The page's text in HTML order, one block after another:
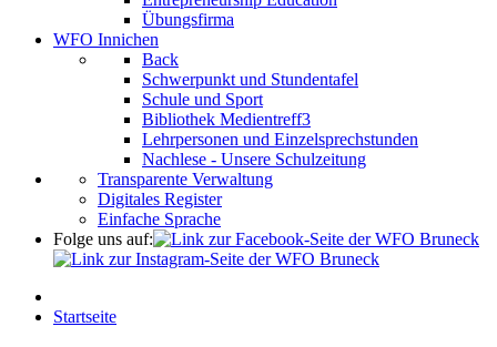
Übungsfirma
WFO Innichen
Back
Schwerpunkt und Stundentafel
Schule und Sport
Bibliothek Medientreff3
Lehrpersonen und Einzelsprechstunden
Nachlese - Unsere Schulzeitung
Transparente Verwaltung
Digitales Register
Einfache Sprache
Folge uns auf:
Startseite